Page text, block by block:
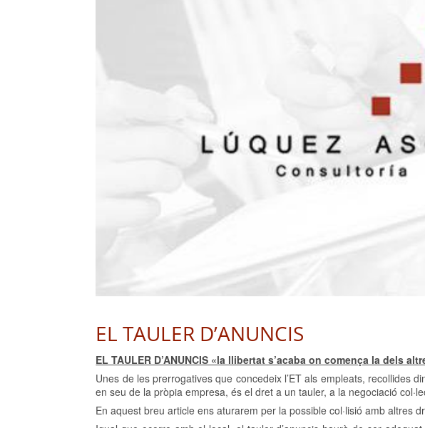
EL TAULER D’ANUNCIS
EL TAULER D’ANUNCIS «la llibertat s’acaba on comença la dels
Unes de les prerrogatives que concedeix l’ET als empleats, recollides
en seu de la pròpia empresa, és el dret a un tauler, a la negociació
En aquest breu article ens aturarem per la possible col·lisió amb altres